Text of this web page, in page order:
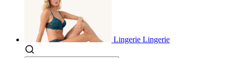
Lingerie Lingerie